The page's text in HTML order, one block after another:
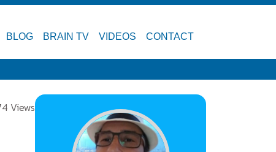
BLOG BRAIN TV VIDEOS CONTACT
Views